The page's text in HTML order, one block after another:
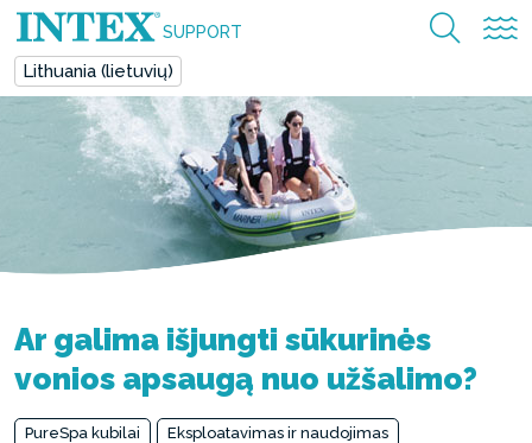
SUPPORT
Lithuania (lietuvių)
Ar galima išjungti sūkurinės
vonios apsaugą nuo užšalimo?
PureSpa kubilai Eksploatavimas ir naudojimas